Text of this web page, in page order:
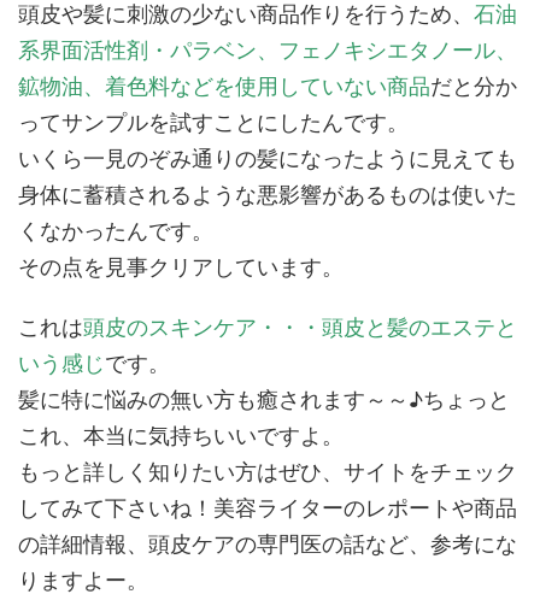
頭皮や髪に刺激の少ない商品作りを行うため、 石油
系界面活性剤・パラベン、フェノキシエタノール、
鉱物油、着色料などを使用していない商品だと分か
ってサンプルを試すことにしたんです。
いくら一見のぞみ通りの髪になったように見えても
身体に蓄積されるような悪影響があるものは使いた
くなかったんです。
その点を見事クリアしています。
これは頭皮のスキンケア・・・頭皮と髪のエステと
いう感じです。
髪に特に悩みの無い方も癒されます～～♪ちょっと
これ、本当に気持ちいいですよ。
もっと詳しく知りたい方はぜひ、サイトをチェック
してみて下さいね！美容ライターのレポートや商品
の詳細情報、頭皮ケアの専門医の話など、参考にな
りますよー。